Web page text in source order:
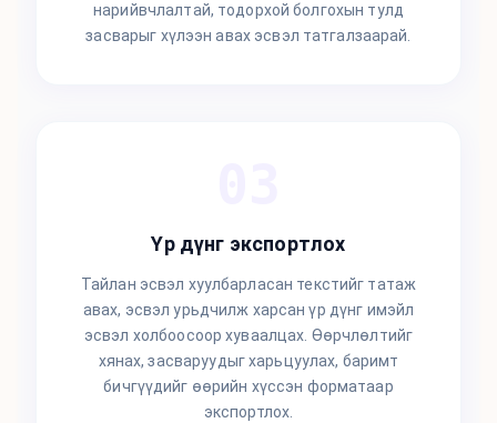
нарийвчлалтай, тодорхой болгохын тулд
засварыг хүлээн авах эсвэл татгалзаарай.
Үр дүнг экспортлох
Тайлан эсвэл хуулбарласан текстийг татаж
авах, эсвэл урьдчилж харсан үр дүнг имэйл
эсвэл холбоосоор хуваалцах. Өөрчлөлтийг
хянах, засваруудыг харьцуулах, баримт
бичгүүдийг өөрийн хүссэн форматаар
экспортлох.